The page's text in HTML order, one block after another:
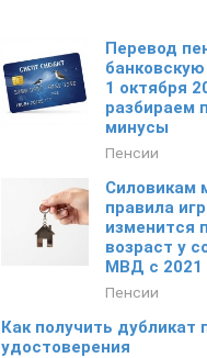
Перевод
1 октября
разбираем
минусы
Пенсии
Силовикам
правила
изменится
возраст у
МВД с 2021
Пенсии
Как получить дубликат
удостоверения